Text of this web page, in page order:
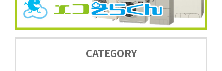
CATEGORY